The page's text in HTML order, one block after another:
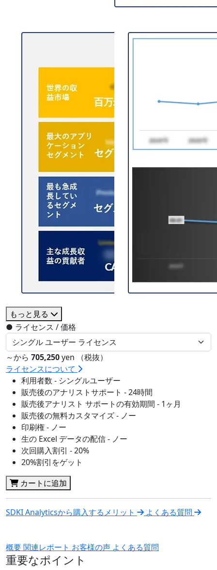
もっと見る
● ライセンス / 価格
～から 705,250yen （税抜）
ライセンスについて
利用者数 - シングルユーザー
販売後のアナリストサポート - 24時間
販売後アナリスト サポートの有効期間 - 1ヶ月
販売後の無料カスタマイズ - ノー
印刷権 - ノー
生の Excel データの配信 - ノー
次回購入割引 - 20%
20%割引をゲット
カートに追加
SDKI Analyticsから購入するメリット よくある質問
概要関連レポート お客様の声 よくある質問
重要なポイント